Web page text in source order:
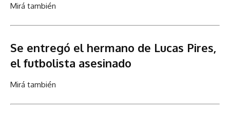
Mirá también
Se entregó el hermano de Lucas Pires,
el futbolista asesinado
Mirá también